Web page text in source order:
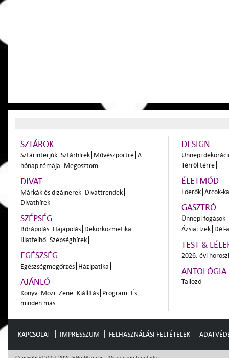
SZTÁROK
Sztárinterjúk Sztárhírek Művészportré A
hónap témája Megosztom...
DIVAT
Márkák és dizájnerek Divattrendek
Divathírek
SZÉPSÉG
Bőrápolás Hajápolás Dekorkozmetika
Illatfelhő Szépséghírek
EGÉSZSÉG
Egészségmegőrzés Házipatika
AJÁNLÓ
Könyv Mozi Zene Kiállítás Program És
minden más
DESIGN
Ünnepi
Térről térre
ÉLETMÓD
Lóerők Arcok-
GASZTRÓ
Ünnepi fogások
Ázsiai ízek Dél-
TEST &
2026. évi
ANTOLÓGIA
Tallozó
KAPCSOLAT IMPRESSZUM FELHASZNÁLÁSI FELTÉTELEK